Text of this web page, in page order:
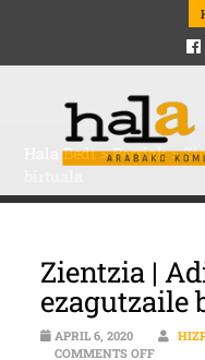
Hala Bedi>Berriak>
Zientzia |
ezagutzaile
APRIL 6, 2020
COMMENTS OFFON